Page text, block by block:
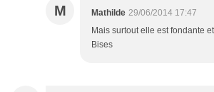
M Mathilde 29/06/2014 17:47
Mais surtout elle est fondante
Bises